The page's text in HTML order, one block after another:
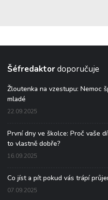
Šéfredaktordoporučuje
Žloutenka na vzestupu: Nemoc
mladé
22.09.2025
První dny ve školce: Proč vaše
to vlastně dobře?
16.09.2025
Co jíst a pít pokud vás trápí
07.09.2025